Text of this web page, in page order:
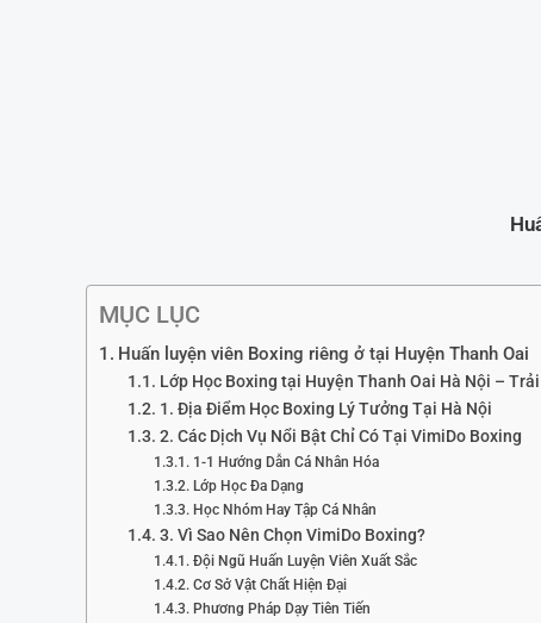
MỤC LỤC
Huấn luyện viên Boxing riêng ở tại Huyện Thanh Oai
Lớp Học Boxing tại Huyện Thanh Oai Hà Nội –
1. Địa Điểm Học Boxing Lý Tưởng Tại Hà Nội
2. Các Dịch Vụ Nổi Bật Chỉ Có Tại VimiDo Boxing
1-1 Hướng Dẫn Cá Nhân Hóa
Lớp Học Đa Dạng
Học Nhóm Hay Tập Cá Nhân
3. Vì Sao Nên Chọn VimiDo Boxing?
Đội Ngũ Huấn Luyện Viên Xuất Sắc
Cơ Sở Vật Chất Hiện Đại
Phương Pháp Dạy Tiên Tiến